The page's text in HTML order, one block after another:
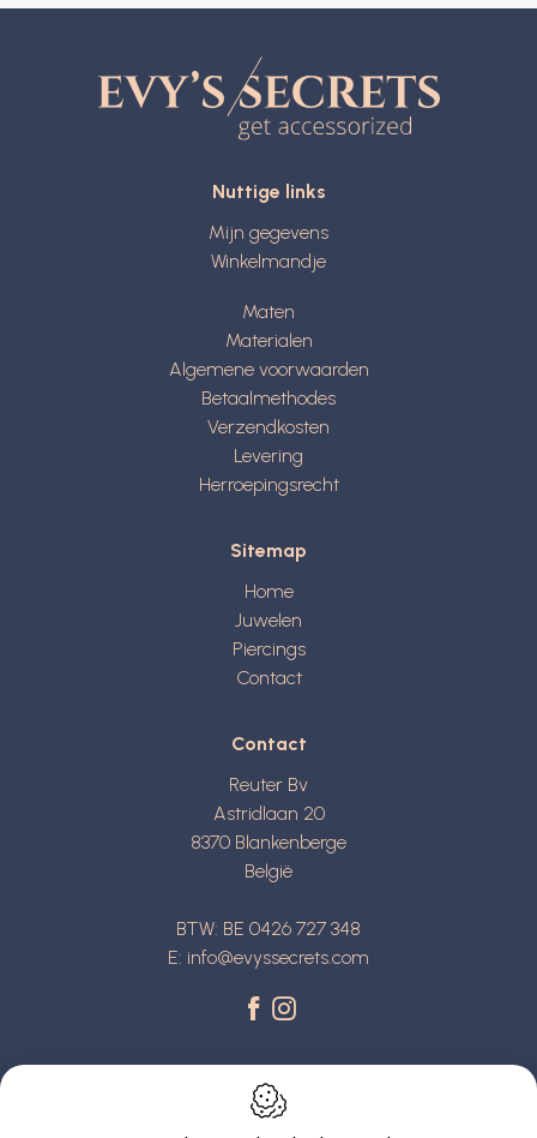
Nuttige links
Mijn gegevens
Winkelmandje
Maten
Materialen
Algemene voorwaarden
Betaalmethodes
Verzendkosten
Levering
Herroepingsrecht
Sitemap
Home
Juwelen
Piercings
Contact
Contact
Reuter Bv
Astridlaan 20
8370 Blankenberge
België
BTW: BE 0426 727 348
E: info@evyssecrets.com